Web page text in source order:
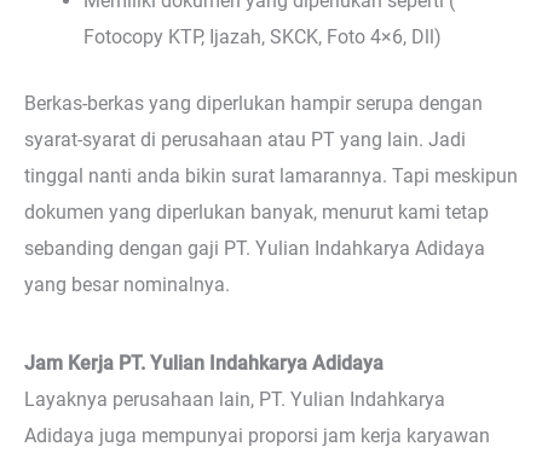
Fotocopy KTP, Ijazah, SKCK, Foto 4×6, Dll)
Berkas-berkas yang diperlukan hampir serupa dengan
syarat-syarat di perusahaan atau PT yang lain. Jadi
tinggal nanti anda bikin surat lamarannya. Tapi meskipun
dokumen yang diperlukan banyak, menurut kami tetap
sebanding dengan gaji PT. Yulian Indahkarya Adidaya
yang besar nominalnya.
Jam Kerja PT. Yulian Indahkarya Adidaya
Layaknya perusahaan lain, PT. Yulian Indahkarya
Adidaya juga mempunyai proporsi jam kerja karyawan